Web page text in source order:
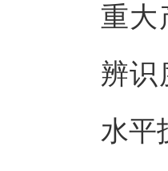
重大
辨识
水平